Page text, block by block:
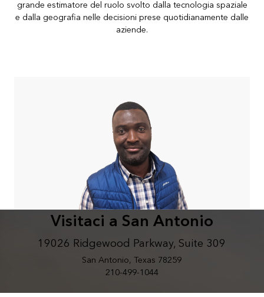
grande estimatore del ruolo svolto dalla tecnologia spaziale
e dalla geografia nelle decisioni prese quotidianamente dalle
aziende.
Visitaci a San Antonio
19026 Ridgewood Parkway, Suite 309
San Antonio, Texas 78259
210-499-1044